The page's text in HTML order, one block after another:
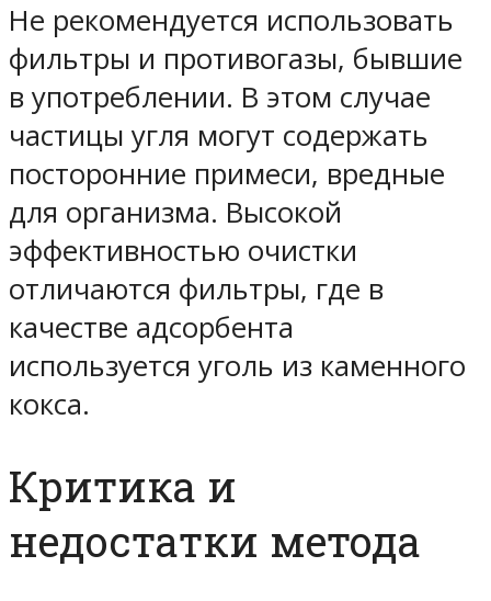
Не рекомендуется использовать
фильтры и противогазы, бывшие
в употреблении. В этом случае
частицы угля могут содержать
посторонние примеси, вредные
для организма. Высокой
эффективностью очистки
отличаются фильтры, где в
качестве адсорбента
используется уголь из каменного
кокса.
Критика и
недостатки метода